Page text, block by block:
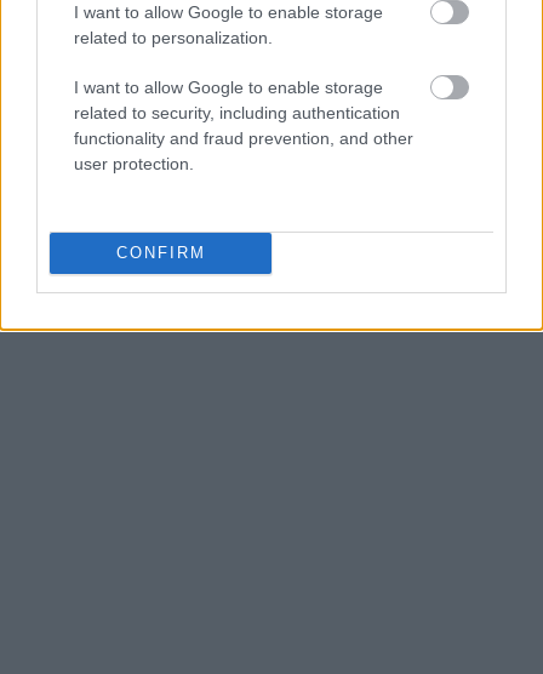
I want to allow Google to enable storage
related to personalization.
I want to allow Google to enable storage
related to security, including authentication
functionality and fraud prevention, and other
user protection.
CONFIRM